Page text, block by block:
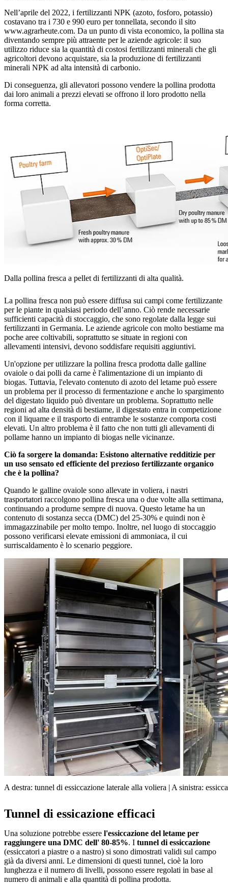
Nell’aprile del 2022, i fertilizzanti NPK (azoto, fosforo, potassio)
costavano tra i 730 e 990 euro per tonnellata, secondo il sito
www.agrarheute.com. Da un punto di vista economico, la pollina sta
diventando sempre più attraente per le aziende agricole: il suo
utilizzo riduce sia la quantità di costosi fertilizzanti minerali che gli
agricoltori devono acquistare, sia la produzione di fertilizzanti
minerali NPK ad alta intensità di carbonio.
Di conseguenza, gli allevatori possono vendere la pollina prodotta
dai loro animali a prezzi elevati se offrono il loro prodotto nella
forma corretta.
Dalla pollina fresca a pellet di fertilizzanti di alta qualità.
La pollina fresca non può essere diffusa sui campi come fertilizzante
per le piante in qualsiasi periodo dell’anno. Ciò rende necessarie
sufficienti capacità di stoccaggio, che sono regolate dalla legge sui
fertilizzanti in Germania. Le aziende agricole con molto bestiame ma
poche aree coltivabili, soprattutto se situate in regioni con
allevamenti intensivi, devono soddisfare requisiti aggiuntivi.
Un'opzione per utilizzare la pollina fresca prodotta dalle galline
ovaiole o dai polli da carne è l'alimentazione di un impianto di
biogas. Tuttavia, l'elevato contenuto di azoto del letame può essere
un problema per il processo di fermentazione e anche lo spargimento
del digestato liquido può diventare un problema. Soprattutto nelle
regioni ad alta densità di bestiame, il digestato entra in competizione
con il liquame e il trasporto di entrambe le sostanze comporta costi
elevati. Un altro problema è il fatto che non tutti gli allevamenti di
pollame hanno un impianto di biogas nelle vicinanze.
Ciò fa sorgere la domanda: Esistono alternative redditizie per
un uso sensato ed efficiente del prezioso fertilizzante organico
che è la pollina?
Quando le galline ovaiole sono allevate in voliera, i nastri
trasportatori raccolgono pollina fresca una o due volte alla settimana,
continuando a produrne sempre di nuova. Questo letame ha un
contenuto di sostanza secca (DMC) del 25-30% e quindi non è
immagazzinabile per molto tempo. Inoltre, nel luogo di stoccaggio
possono verificarsi elevate emissioni di ammoniaca, il cui
surriscaldamento è lo scenario peggiore.
A destra: tunnel di essiccazione laterale alla voliera | A sinistra:
Tunnel di essicazione efficaci
Una soluzione potrebbe essere l'essiccazione del letame per
raggiungere una DMC dell' 80-85%. I tunnel di essiccazione
(essiccatori a piastre o a nastro) si sono dimostrati validi sul campo
già da diversi anni. Le dimensioni di questi tunnel, cioè la loro
lunghezza e il numero di livelli, possono essere regolati in base al
numero di animali e alla quantità di pollina prodotta.